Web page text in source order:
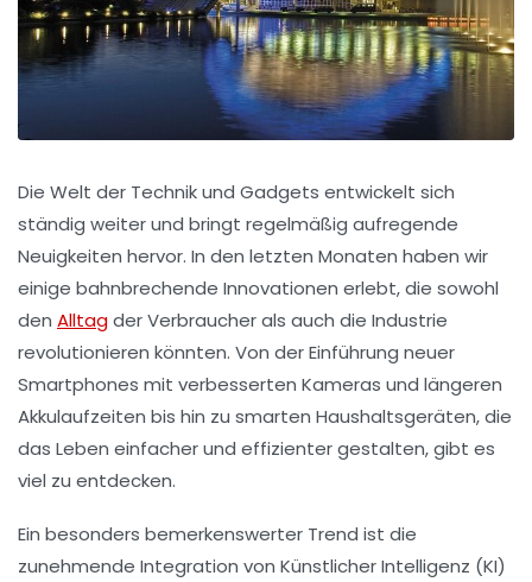
Die Welt der Technik und Gadgets entwickelt sich
ständig weiter und bringt regelmäßig aufregende
Neuigkeiten hervor. In den letzten Monaten haben wir
einige bahnbrechende Innovationen erlebt, die sowohl
den Alltagder Verbraucher als auch die Industrie
revolutionieren könnten. Von der Einführung neuer
Smartphones mit verbesserten Kameras und längeren
Akkulaufzeiten bis hin zu smarten Haushaltsgeräten, die
das Leben einfacher und effizienter gestalten, gibt es
viel zu entdecken.
Ein besonders bemerkenswerter Trend ist die
zunehmende Integration von Künstlicher Intelligenz (KI)